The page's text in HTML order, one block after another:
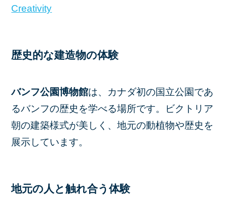
Creativity
歴史的な建造物の体験
バンフ公園博物館は、カナダ初の国立公園であ
るバンフの歴史を学べる場所です。ビクトリア
朝の建築様式が美しく、地元の動植物や歴史を
展示しています。
地元の人と触れ合う体験